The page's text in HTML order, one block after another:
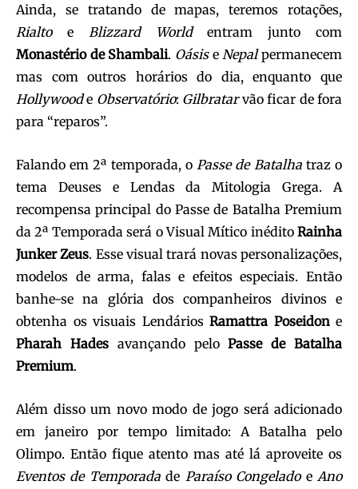
Ainda, se tratando de mapas, teremos rotações,
Rialtoe Blizzard Worldentram junto com
Monastério de Shambali. Oásise Nepalpermanecem
mas com outros horários do dia, enquanto que
Hollywoode Observatório: Gilbratarvão ficar de fora
para “reparos”.
Falando em 2ª temporada, o Passe de Batalhatraz o
tema Deuses e Lendas da Mitologia Grega. A
recompensa principal do Passe de Batalha Premium
da 2ª Temporada será o Visual Mítico inédito Rainha
Junker Zeus. Esse visual trará novas personalizações,
modelos de arma, falas e efeitos especiais. Então
banhe-se na glória dos companheiros divinos e
obtenha os visuais Lendários Ramattra Poseidone
Pharah Hadesavançando peloPasse de Batalha
Premium.
Além disso um novo modo de jogo será adicionado
em janeiro por tempo limitado: A Batalha pelo
Olimpo. Então fique atento mas até lá aproveite os
Eventos de Temporadade Paraíso Congeladoe Ano